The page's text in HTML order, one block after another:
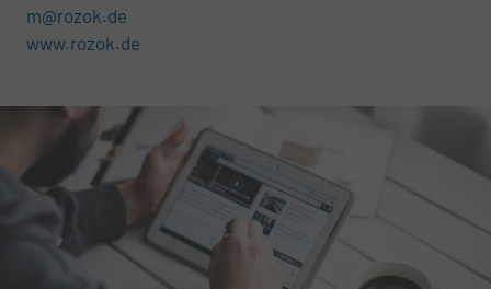
m@rozok.de
www.rozok.de